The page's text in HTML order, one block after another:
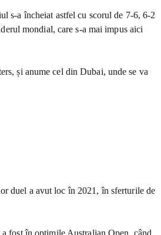
s-a încheiat astfel cu scorul de 7-6, 6-2
mondial, care s-a mai impus aici
și anume cel din Dubai, unde se va
duel a avut loc în 2021, în sferturile de
fost în optimile Australian Open, când